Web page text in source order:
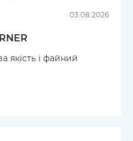
03.08.2026
якість і файний